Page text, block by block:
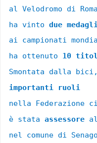
al Velodromo di
ha vinto due
ai campionati
ha ottenuto 10
Smontata dalla
importanti ruoli
nella Federazione
è stata assessore
nel comune di